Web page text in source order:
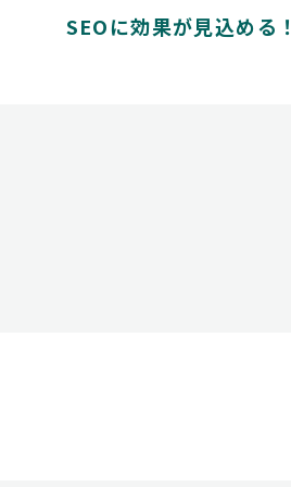
SEOに効果が見込める！